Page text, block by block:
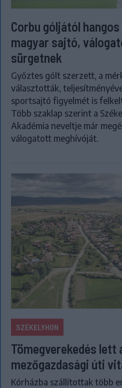
Corbu góljától
magyar sajtó,
sürgetnek
Győztes gólt szerzett, a
választották,
sportsajtó figyelmét is
Több szaklap szerint a
Akadémia neveltje már
válogatott meghívóját.
SZÉKELYHON
Tömegverekedés lett
mezőgazdasági úti
Kórházba szállítottak több